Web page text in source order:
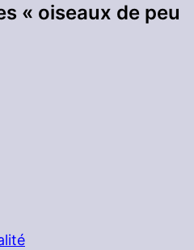
« oiseaux de peu